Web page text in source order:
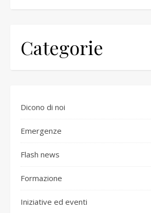
Categorie
Dicono di noi
Emergenze
Flash news
Formazione
Iniziative ed eventi